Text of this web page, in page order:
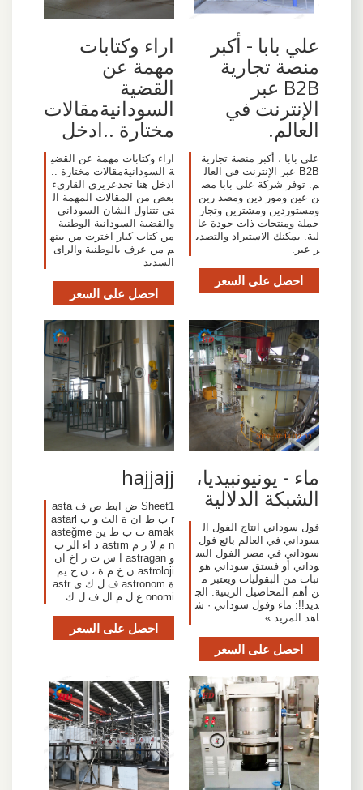
علي بابا - أكبر
منصة تجارية
B2B عبر
الإنترنت في
العالم.
علي بابا ، أكبر منصة تجارية
B2B عبر الإنترنت في العال
م. توفر شركة علي بابا مص
ن عين ومور دين ومصد رين
ومستوردين ومشترين وتجار
جملة ومنتجات ذات جودة عا
لية. يمكنك الاستيراد والتصدي
ر عبر.
احصل على السعر
اراء وكتابات
مهمة عن
القضية
السودانيةمقالات
مختارة ..ادخل
اراء وكتابات مهمة عن القضي
ة السودانيةمقالات مختارة ..
ادخل هنا تجدعزيزى القارىء
بعض من المقالات المهمة ال
تى تتناول الشان السودانى
والقضية السودانية الوطنية
من كتاب كبار اخترت من بينه
م من عرف بالوطنية والراى
السديد
احصل على السعر
ماء - يونيونبيديا،
الشبكة الدلالية
فول سوداني انتاج الفول ال
سوداني في العالم بائع فول
سوداني في مصر الفول الس
وداني أو فستق سوداني هو
نبات من البقوليات ويعتبر م
ن أهم المحاصيل الزيتية. الج
ديد!!: ماء وفول سوداني · ش
اهد المزيد »
احصل على السعر
hajjajj
Sheet1 ض ابط ص ف asta
r ب ط ان ة الث و ب astarl
amak ت ب ط ين asteğme
n م لا ز م astım د اء الر ب
و astragan ا س ت ر اخ ان
astroloji ن خ م ة ، ن ج يم
ة astronom ف ل ك ى astr
onomi ع ل م ال ف ل ك
احصل على السعر